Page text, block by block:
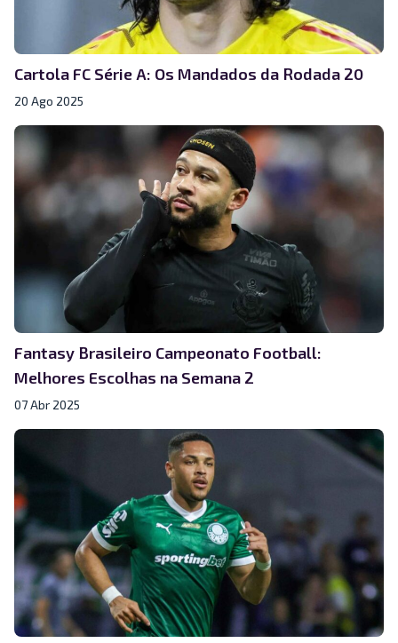
Cartola FC Série A: Os Mandados da Rodada 20
20 Ago 2025
Fantasy Brasileiro Campeonato Football:
Melhores Escolhas na Semana 2
07 Abr 2025